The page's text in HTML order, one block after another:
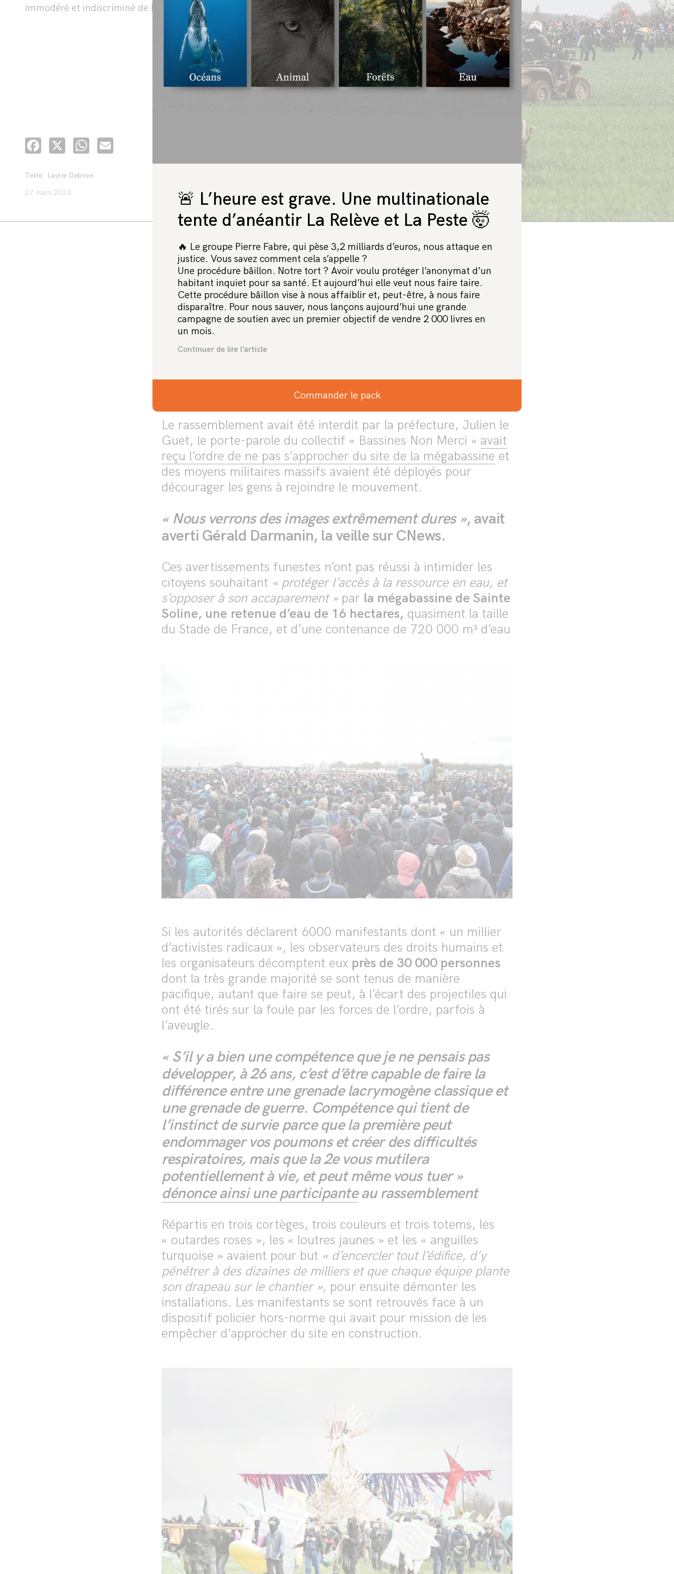
immodéré et indiscriminé de la force »
Facebook
X WhatsApp
Texte: Laurie Debove
27 mars 2023
Le rassemblement contre les mégabassines qui a eu lieu
dans les Deux-Sèvres ce weekend a été historique par
l’ampleur de la mobilisation, avec des dizaines de milliers de
personnes venues du monde entier, mais aussi la répression
dont elle a fait l’objet. Plongé dans le coma, un manifestant
Une répression féroce
Le rassemblement avait été interdit par la préfecture, Julien le
Guet, le porte-parole du collectif « Bassines Non Merci » avait
reçu l’ordre de ne pas s’approcher du site de la mégabassine et
des moyens militaires massifs avaient été déployés pour
décourager les gens à rejoindre le mouvement.
« Nous verrons des images extrêmement dures », avait
averti Gérald Darmanin, la veille sur CNews.
Ces avertissements funestes n’ont pas réussi à intimider les
citoyens souhaitant « protéger l’accès à la ressource en eau, et
s’opposer à son accaparement »par la mégabassine de Sainte
Soline, une retenue d’eau de 16 hectares, quasiment la taille
du Stade de France, et d’une contenance de 720 000 m³ d’eau
Si les autorités déclarent 6000 manifestants dont « un millier
d’activistes radicaux », les observateurs des droits humains et
les organisateurs décomptent eux près de 30 000 personnes
dont la très grande majorité se sont tenus de manière
pacifique, autant que faire se peut, à l’écart des projectiles qui
ont été tirés sur la foule par les forces de l’ordre, parfois à
l’aveugle.
« S’il y a bien une compétence que je ne pensais pas
développer, à 26 ans, c’est d’être capable de faire la
différence entre une grenade lacrymogène classique et
une grenade de guerre. Compétence qui tient de
l’instinct de survie parce que la première peut
endommager vos poumons et créer des difficultés
respiratoires, mais que la 2e vous mutilera
potentiellement à vie, et peut même vous tuer »
dénonce ainsi une participanteau rassemblement
Répartis en trois cortèges, trois couleurs et trois totems, les
« outardes roses », les « loutres jaunes » et les « anguilles
turquoise » avaient pour but « d’encercler tout l’édifice, d’y
pénétrer à des dizaines de milliers et que chaque équipe plante
son drapeau sur le chantier », pour ensuite démonter les
installations. Les manifestants se sont retrouvés face à un
dispositif policier hors-norme qui avait pour mission de les
empêcher d’approcher du site en construction.
🚨 L’heure est grave. Une multinationale
tente d’anéantir La Relève et La Peste 🤯
🔥 Le groupe Pierre Fabre, qui pèse 3,2 milliards d’euros, nous attaque en
justice. Vous savez comment cela s’appelle ?
Une procédure bâillon. Notre tort ? Avoir voulu protéger l’anonymat d’un
habitant inquiet pour sa santé. Et aujourd’hui elle veut nous faire taire.
Cette procédure bâillon vise à nous affaiblir et, peut-être, à nous faire
disparaître. Pour nous sauver, nous lançons aujourd’hui une grande
campagne de soutien avec un premier objectif de vendre 2 000 livres en
un mois.
Continuer de lire l’article
Commander le pack